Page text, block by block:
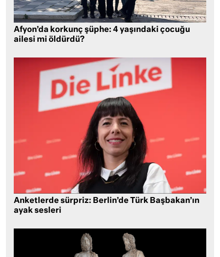
Afyon’da korkunç şüphe: 4 yaşındaki çocuğu
ailesi mi öldürdü?
Anketlerde sürpriz: Berlin’de Türk Başbakan’ın
ayak sesleri